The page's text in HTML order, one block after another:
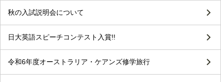
秋の入試説明会について
日大英語スピーチコンテスト入賞!!
令和6年度オーストラリア・ケアンズ修学旅行